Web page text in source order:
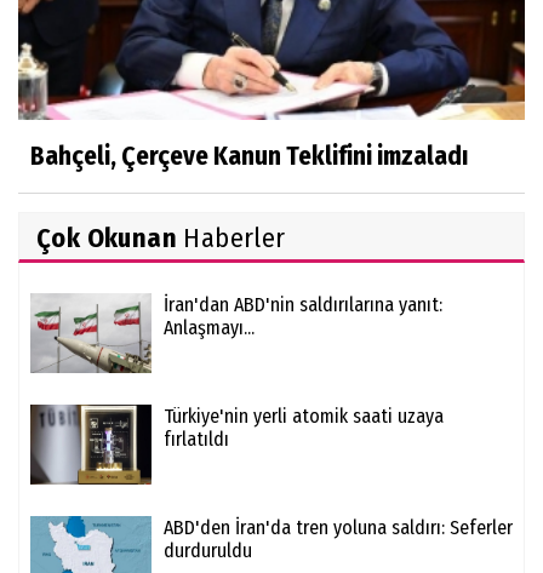
Bahçeli, Çerçeve Kanun Teklifini imzaladı
Çok Okunan Haberler
İran'dan ABD'nin saldırılarına yanıt:
Anlaşmayı...
Türkiye'nin yerli atomik saati uzaya
fırlatıldı
ABD'den İran'da tren yoluna saldırı: Seferler
durduruldu